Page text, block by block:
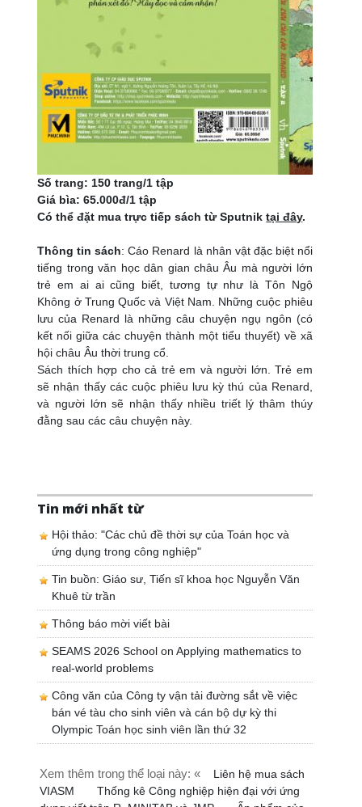
Số trang: 150 trang/1 tập
Giá bìa: 65.000đ/1 tập
Có thể đặt mua trực tiếp sách từ Sputniktại đây.
Thông tin sách: Cáo Renard là nhân vật đặc biệt nổi
tiếng trong văn học dân gian châu Âu mà người lớn
trẻ em ai ai cũng biết, tương tự như là Tôn Ngộ
Không ở Trung Quốc và Việt Nam. Những cuộc phiêu
lưu của Renard là những câu chuyện ngụ ngôn (có
kết nối giữa các chuyện thành một tiểu thuyết) về xã
hội châu Âu thời trung cổ.
Sách thích hợp cho cả trẻ em và người lớn. Trẻ em
sẽ nhận thấy các cuộc phiêu lưu kỳ thú của Renard,
và người lớn sẽ nhận thấy nhiều triết lý thâm thúy
đằng sau các câu chuyện này.
Tin mới nhất từ
Hội thảo: "Các chủ đề thời sự của Toán học và
ứng dụng trong công nghiệp"
Tin buồn: Giáo sư, Tiến sĩ khoa học Nguyễn Văn
Khuê từ trần
Thông báo mời viết bài
SEAMS 2026 School on Applying mathematics to
real-world problems
Công văn của Công ty vận tải đường sắt về việc
bán vé tàu cho sinh viên và cán bộ dự kỳ thi
Olympic Toán học sinh viên lần thứ 32
Xem thêm trong thể loại này: «
Liên hệ mua sách
VIASM
Thống kê Công nghiệp hiện đại với ứng